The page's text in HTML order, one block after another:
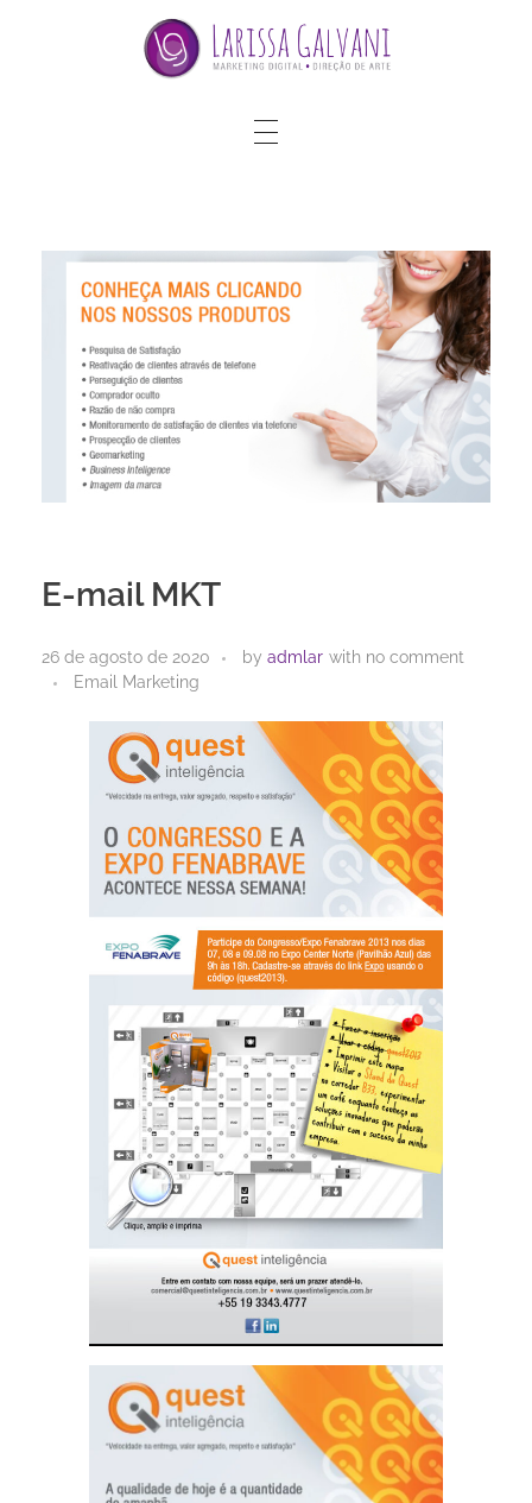
E-mail MKT
26 de agosto de 2020 by admlar with no comment
Email Marketing